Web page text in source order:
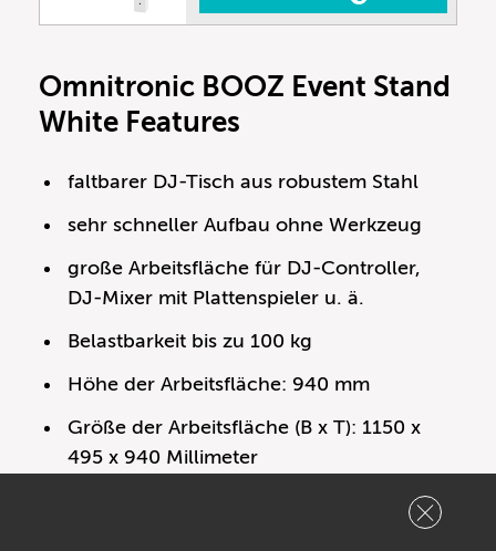
Omnitronic BOOZ Event Stand
White Features
faltbarer DJ-Tisch aus robustem Stahl
sehr schneller Aufbau ohne Werkzeug
große Arbeitsfläche für DJ-Controller,
DJ-Mixer mit Plattenspieler u. ä.
Belastbarkeit bis zu 100 kg
Höhe der Arbeitsfläche: 940 mm
Größe der Arbeitsfläche (B x T): 1150 x
495 x 940 Millimeter
Abmessungen (B x T x H): 1150 x 495 x